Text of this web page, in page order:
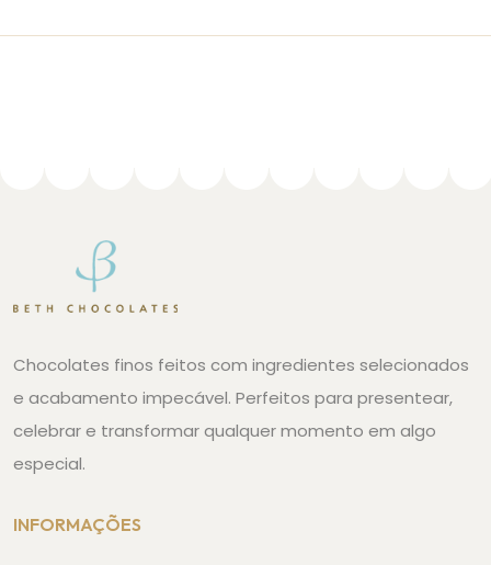
Chocolates finos feitos com ingredientes selecionados
e acabamento impecável. Perfeitos para presentear,
celebrar e transformar qualquer momento em algo
especial.
INFORMAÇÕES